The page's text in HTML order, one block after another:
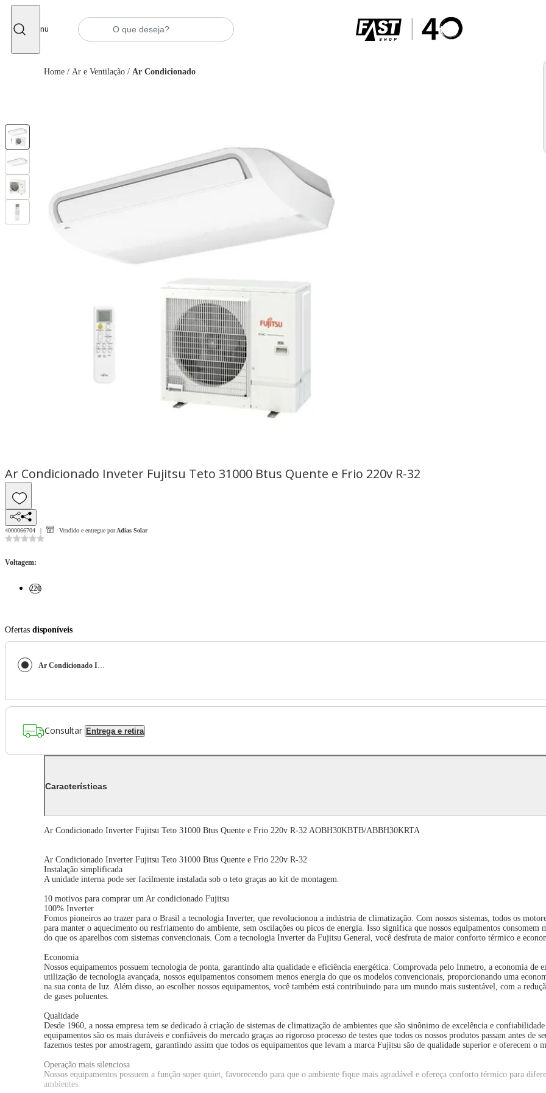
Menu
Home / Ar e Ventilação / Ar Condicionado
Ar Condicionado Inveter Fujitsu Teto 31000 Btus Quente e Frio 220v R-32
4000066704 Vendido e entregue por Adias Solar
Voltagem:
220
Ofertas disponíveis
Ar Condicionado Inveter Fujitsu Teto 31000 Btus Quente e Frio 220v R-32
Consultar Entrega e retira
Características
Ar Condicionado Inverter Fujitsu Teto 31000 Btus Quente e Frio 220v R-32 AOBH30KBTB/ABBH30KRTA
Ar Condicionado Inverter Fujitsu Teto 31000 Btus Quente e Frio 220v R-32
Instalação simplificada
A unidade interna pode ser facilmente instalada sob o teto graças ao kit de montagem.
10 motivos para comprar um Ar condicionado Fujitsu
100% Inverter
Fomos pioneiros ao trazer para o Brasil a tecnologia Inverter, que revolucionou a indústria de climatização. Com nossos sistemas, todos os
para manter o aquecimento ou resfriamento do ambiente, sem oscilações ou picos de energia. Isso significa que nossos equipamentos consomem
do que os aparelhos com sistemas convencionais. Com a tecnologia Inverter da Fujitsu General, você desfruta de maior conforto térmico e
Economia
Nossos equipamentos possuem tecnologia de ponta, garantindo alta qualidade e eficiência energética. Comprovada pelo Inmetro, a economia de
utilização de tecnologia avançada, nossos equipamentos consomem menos energia do que os modelos convencionais, proporcionando uma
na sua conta de luz. Além disso, ao escolher nossos equipamentos, você também está contribuindo para um mundo mais sustentável, com a
de gases poluentes.
Qualidade
Desde 1960, a nossa empresa tem se dedicado à criação de sistemas de climatização de ambientes que são sinônimo de excelência e
equipamentos são os mais duráveis e confiáveis do mercado graças ao rigoroso processo de testes que todos os nossos produtos passam antes de
fazemos testes por amostragem, garantindo assim que todos os equipamentos que levam a marca Fujitsu são de qualidade superior e oferecem o
Operação mais silenciosa
Nossos equipamentos possuem a função super quiet, favorecendo para que o ambiente fique mais agradável e ofereça conforto térmico para
ambientes.